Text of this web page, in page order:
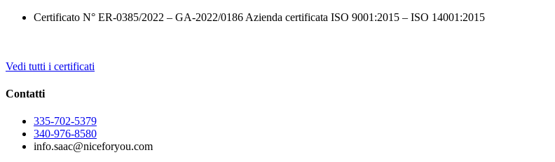
Certificato N° ER-0385/2022 – GA-2022/0186 Azienda certificata ISO 9001:2015 – ISO 14001:2015
Vedi tutti i certificati
Contatti
335-702-5379
340-976-8580
info.saac@niceforyou.com